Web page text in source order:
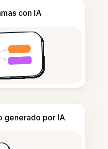
con IA
generado por IA